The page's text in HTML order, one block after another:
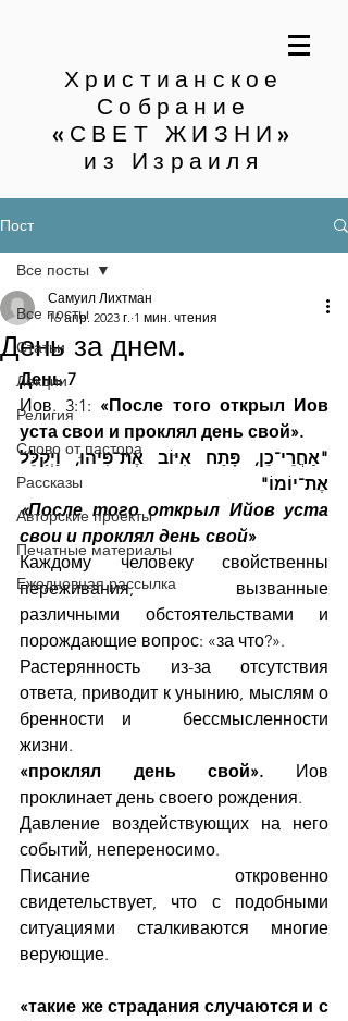
Христианское
Собрание
«СВЕТ ЖИЗНИ»
из Израиля
Пост
Все посты
Статьи
Лекции
Религия
Слово от пастора
Рассказы
Авторские проекты
Печатные материалы
Ежедневная рассылка
Все посты
День за днем.
Самуил Лихтман
16 апр. 2023 г. 1 мин. чтения
День 7
Иов. 3:1: «После того открыл Иов
уста свои и проклял день свой».
"אַחֲרֵי־כֵן, פָּתַח אִיּוֹב אֶת־פִּיהוּ, וַיְקַלֵּל
אֶת־יוֹמוֹ"
«После того открыл Ийов уста
свои и проклял день свой»
Каждому человеку свойственны
переживания, вызванные
различными обстоятельствами и
порождающие вопрос: «за что?».
Растерянность из-за отсутствия
ответа, приводит к унынию, мыслям о
бренности и   бессмысленности
жизни.
«проклял день свой». Иов
проклинает день своего рождения.
Давление воздействующих на него
событий, непереносимо.
Писание откровенно
свидетельствует, что с подобными
ситуациями сталкиваются многие
верующие.
«такие же страдания случаются и с